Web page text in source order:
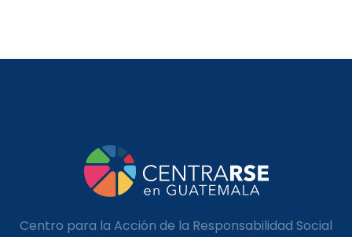
Centro para la Acción de la Responsabilidad Social